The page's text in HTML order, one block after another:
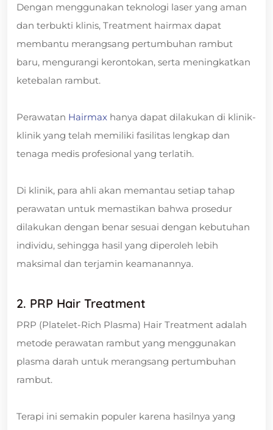
Dengan menggunakan teknologi laser yang aman
dan terbukti klinis, Treatment hairmax dapat
membantu merangsang pertumbuhan rambut
baru, mengurangi kerontokan, serta meningkatkan
ketebalan rambut.
Perawatan Hairmax hanya dapat dilakukan di klinik-
klinik yang telah memiliki fasilitas lengkap dan
tenaga medis profesional yang terlatih.
Di klinik, para ahli akan memantau setiap tahap
perawatan untuk memastikan bahwa prosedur
dilakukan dengan benar sesuai dengan kebutuhan
individu, sehingga hasil yang diperoleh lebih
maksimal dan terjamin keamanannya.
2. PRP Hair Treatment
PRP (Platelet-Rich Plasma) Hair Treatment adalah
metode perawatan rambut yang menggunakan
plasma darah untuk merangsang pertumbuhan
rambut.
Terapi ini semakin populer karena hasilnya yang